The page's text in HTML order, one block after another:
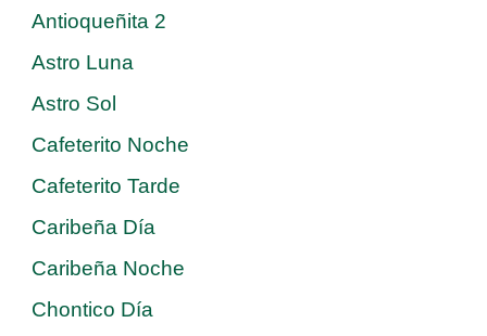
Antioqueñita 2
Astro Luna
Astro Sol
Cafeterito Noche
Cafeterito Tarde
Caribeña Día
Caribeña Noche
Chontico Día